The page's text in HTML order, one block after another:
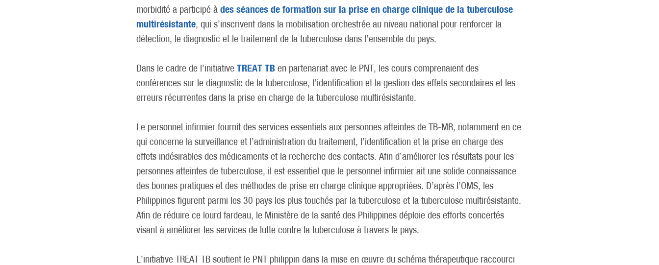
morbidité a participé àdes séances de formation sur la prise en charge clinique de la tuberculose
multirésistante, qui s’inscrivent dans la mobilisation orchestrée au niveau national pour renforcer la
détection, le diagnostic et le traitement de la tuberculose dans l’ensemble du pays.
Dans le cadre de l’initiativeTREAT TB en partenariat avec le PNT, les cours comprenaient des
conférences sur le diagnostic de la tuberculose, l’identification et la gestion des effets secondaires et les
erreurs récurrentes dans la prise en charge de la tuberculose multirésistante.
Le personnel infirmier fournit des services essentiels aux personnes atteintes de TB-MR, notamment en ce
qui concerne la surveillance et l’administration du traitement, l’identification et la prise en charge des
effets indésirables des médicaments et la recherche des contacts. Afin d’améliorer les résultats pour les
personnes atteintes de tuberculose, il est essentiel que le personnel infirmier ait une solide connaissance
des bonnes pratiques et des méthodes de prise en charge clinique appropriées. D’après l’OMS, les
Philippines figurent parmi les 30 pays les plus touchés par la tuberculose et la tuberculose multirésistante.
Afin de réduire ce lourd fardeau, le Ministère de la santé des Philippines déploie des efforts concertés
visant à améliorer les services de lutte contre la tuberculose à travers le pays.
L’initiative TREAT TB soutient le PNT philippin dans la mise en œuvre du schéma thérapeutique raccourci